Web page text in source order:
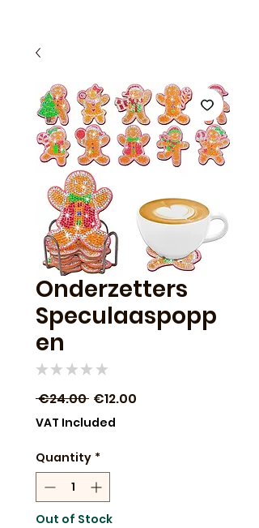
Onderzetters
Speculaaspopp
en
★ ★ ★ ★ ★
€24.00 Regular
Price
€12.00
VAT Included
Quantity *
Out of Stock